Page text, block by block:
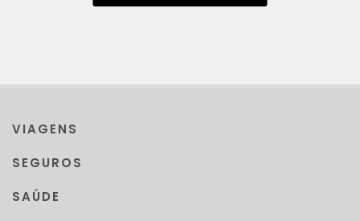
VIAGENS
SEGUROS
SAÚDE